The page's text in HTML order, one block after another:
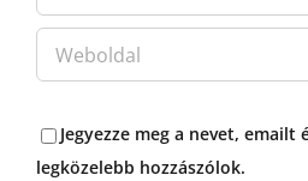
Jegyezze meg a nevet, emailt
legközelebb hozzászólok.